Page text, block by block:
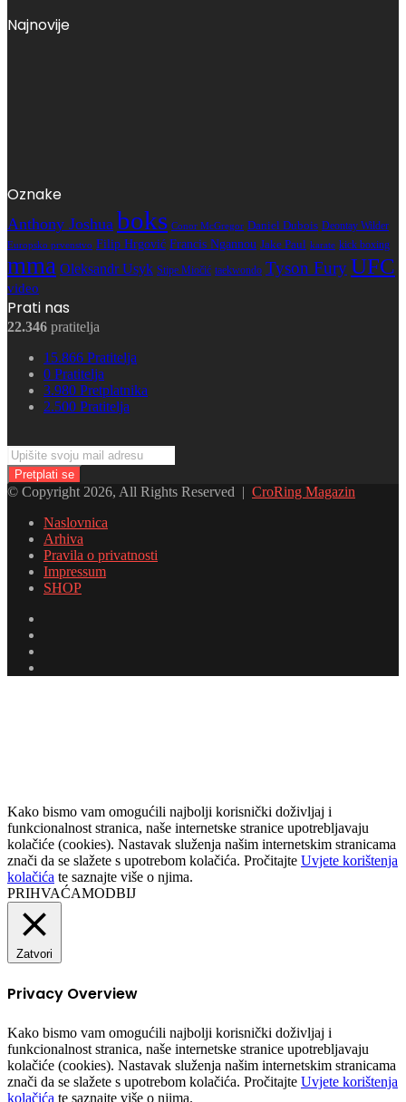
Najnovije
Oznake
Anthony Joshua boks Conor McGregor Daniel Dubois Deontay Wilder
Europsko prvenstvo Filip Hrgović Francis Ngannou Jake Paul karate kick boxing
mma Oleksandr Usyk Stipe Miočić taekwondo Tyson FuryUFC
video
Prati nas
22.346 pratitelja
15.866 Pratitelja
0 Pratitelja
3.980 Pretplatnika
2.500 Pratitelja
Upišite
svoju
mail
adresu
© Copyright 2026, All Rights Reserved | CroRing Magazin
Naslovnica
Arhiva
Pravila o privatnosti
Impressum
SHOP
Kako bismo vam omogućili najbolji korisnički doživljaj i
funkcionalnost stranica, naše internetske stranice upotrebljavaju
kolačiće (cookies). Nastavak služenja našim internetskim stranicama
znači da se slažete s upotrebom kolačića. Pročitajte Uvjete korištenja
kolačića te saznajte više o njima.
PRIHVAĆAMODBIJ
Zatvori
Privacy Overview
Kako bismo vam omogućili najbolji korisnički doživljaj i
funkcionalnost stranica, naše internetske stranice upotrebljavaju
kolačiće (cookies). Nastavak služenja našim internetskim stranicama
znači da se slažete s upotrebom kolačića. Pročitajte Uvjete korištenja
kolačića te saznajte više o njima.